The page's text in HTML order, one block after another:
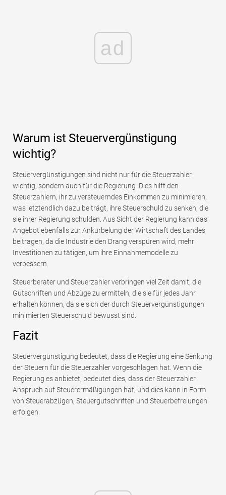
ad
Warum ist Steuervergünstigung
wichtig?
Steuervergünstigungen sind nicht nur für die Steuerzahler
wichtig, sondern auch für die Regierung. Dies hilft den
Steuerzahlern, ihr zu versteuerndes Einkommen zu minimieren,
was letztendlich dazu beiträgt, ihre Steuerschuld zu senken, die
sie ihrer Regierung schulden. Aus Sicht der Regierung kann das
Angebot ebenfalls zur Ankurbelung der Wirtschaft des Landes
beitragen, da die Industrie den Drang verspüren wird, mehr
Investitionen zu tätigen, um ihre Einnahmemodelle zu
verbessern.
Steuerberater und Steuerzahler verbringen viel Zeit damit, die
Gutschriften und Abzüge zu ermitteln, die sie für jedes Jahr
erhalten können, da sie sich der durch Steuervergünstigungen
minimierten Steuerschuld bewusst sind.
Fazit
Steuervergünstigung bedeutet, dass die Regierung eine Senkung
der Steuern für die Steuerzahler vorgeschlagen hat. Wenn die
Regierung es anbietet, bedeutet dies, dass der Steuerzahler
Anspruch auf Steuerermäßigungen hat, und dies kann in Form
von Steuerabzügen, Steuergutschriften und Steuerbefreiungen
erfolgen.